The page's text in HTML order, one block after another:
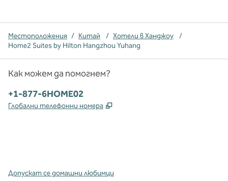
Местоположения / Китай / Хотели в Ханджоу
/
Home2 Suites by Hilton Hangzhou Yuhang
Как можем да помогнем?
Телефон:
+1-877-6HOME02
Глобални телефонни номера ,
Допускат се домашни любимци